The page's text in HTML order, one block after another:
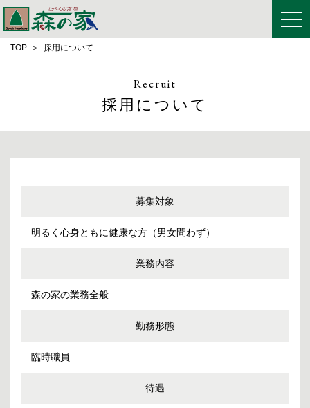
TOP 採用について
Recruit
採用について
募集対象
明るく心身ともに健康な方（男女問わず）
業務内容
森の家の業務全般
勤務形態
臨時職員
待遇